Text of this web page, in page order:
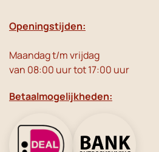
Openingstijden:
Maandag t/m vrijdag
van 08:00 uur tot 17:00 uur
Betaalmogelijkheden: